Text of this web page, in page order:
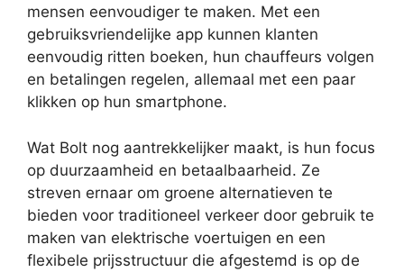
mensen eenvoudiger te maken. Met een
gebruiksvriendelijke app kunnen klanten
eenvoudig ritten boeken, hun chauffeurs volgen
en betalingen regelen, allemaal met een paar
klikken op hun smartphone.
Wat Bolt nog aantrekkelijker maakt, is hun focus
op duurzaamheid en betaalbaarheid. Ze
streven ernaar om groene alternatieven te
bieden voor traditioneel verkeer door gebruik te
maken van elektrische voertuigen en een
flexibele prijsstructuur die afgestemd is op de